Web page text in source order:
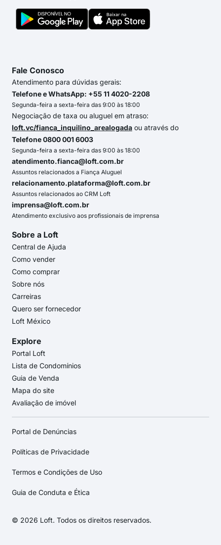
Fale Conosco
Atendimento para dúvidas gerais:
Telefone e WhatsApp: +55 11 4020-2208
Segunda-feira a sexta-feira das 9:00 às 18:00
Negociação de taxa ou aluguel em atraso:
loft.vc/fianca_inquilino_arealogada ou através do
Telefone 0800 001 6003
Segunda-feira a sexta-feira das 9:00 às 18:00
atendimento.fianca@loft.com.br
Assuntos relacionados a Fiança Aluguel
relacionamento.plataforma@loft.com.br
Assuntos relacionados ao CRM Loft
imprensa@loft.com.br
Atendimento exclusivo aos profissionais de imprensa
Sobre a Loft
Central de Ajuda
Como vender
Como comprar
Sobre nós
Carreiras
Quero ser fornecedor
Loft México
Explore
Portal Loft
Lista de Condomínios
Guia de Venda
Mapa do site
Avaliação de imóvel
Portal de Denúncias
Políticas de Privacidade
Termos e Condições de Uso
Guia de Conduta e Ética
© 2026 Loft. Todos os direitos reservados.